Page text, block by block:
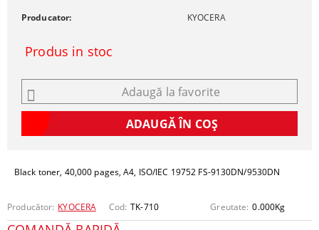
Black toner, 40,000 pages, A4, ISO/IEC 19752 FS-9130DN/9530DN
Producător: KYOCERA Cod: TK-710 Greutate: 0.000Kg
Producator: KYOCERA
Produs in stoc
Adaugă la favorite